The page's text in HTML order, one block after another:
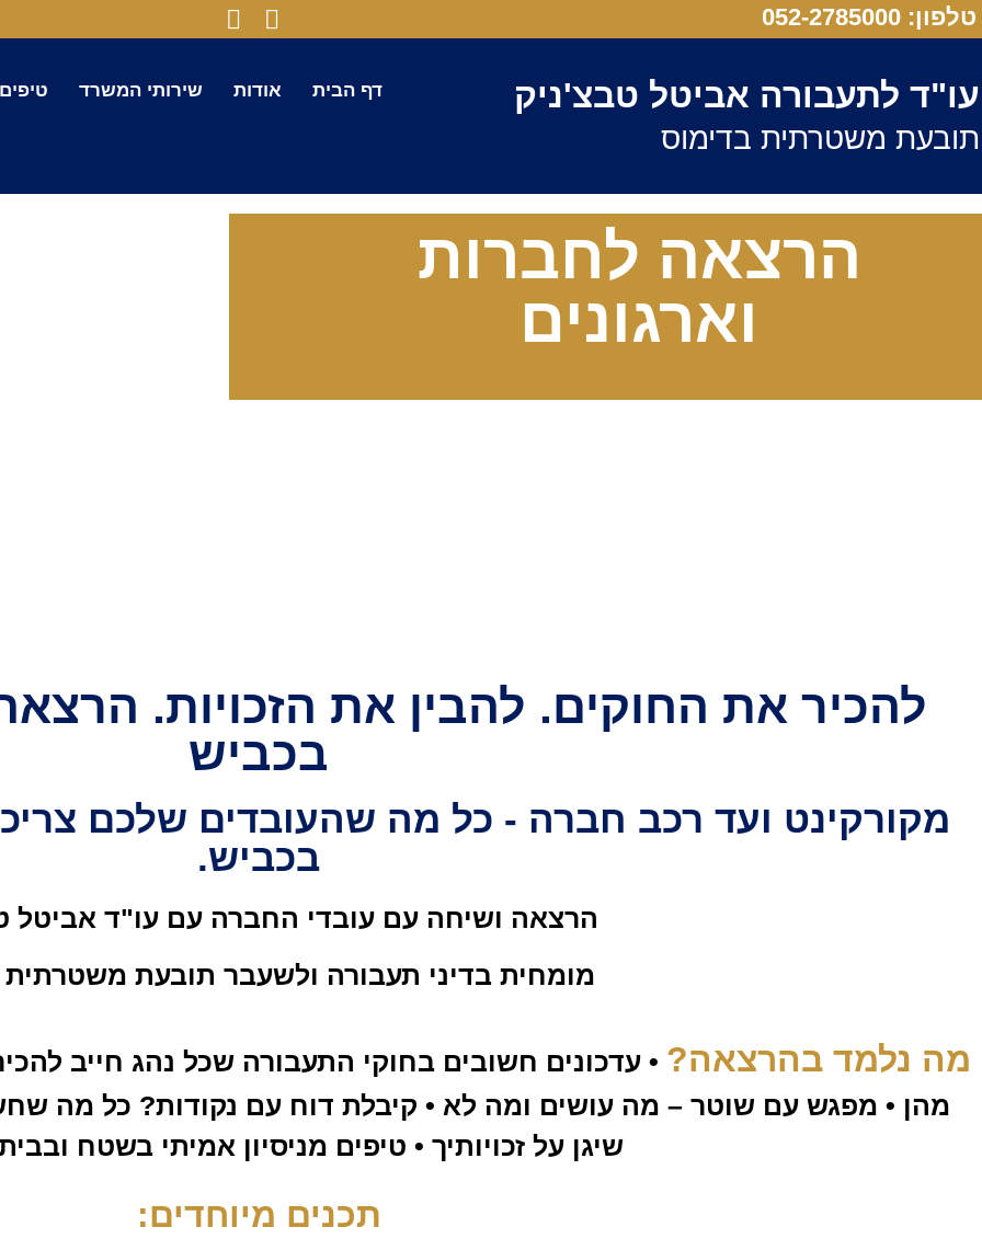
טלפון: 052-2785000
עו"ד לתעבורה אביטל טבצ'ניק
תובעת משטרתית בדימוס
דף הבית אודות שירותי המשרד
הרצאה לחברות
וארגונים
להכיר את החוקים. להבין את הזכויות.
בכביש
מקורקינט ועד רכב חברה - כל מה שהעובדים שלכם
בכביש.
הרצאה ושיחה עם עובדי החברה עם עו"ד אביטל
מומחית בדיני תעבורה ולשעבר תובעת משטרתית
מה נלמד בהרצאה? • עדכונים חשובים בחוקי התעבורה שכל נהג חייב
מהן • מפגש עם שוטר – מה עושים ומה לא • קיבלת דוח עם נקודות? כל מה
שיגן על זכויותיך • טיפים מניסיון אמיתי בשטח
תכנים מיוחדים: